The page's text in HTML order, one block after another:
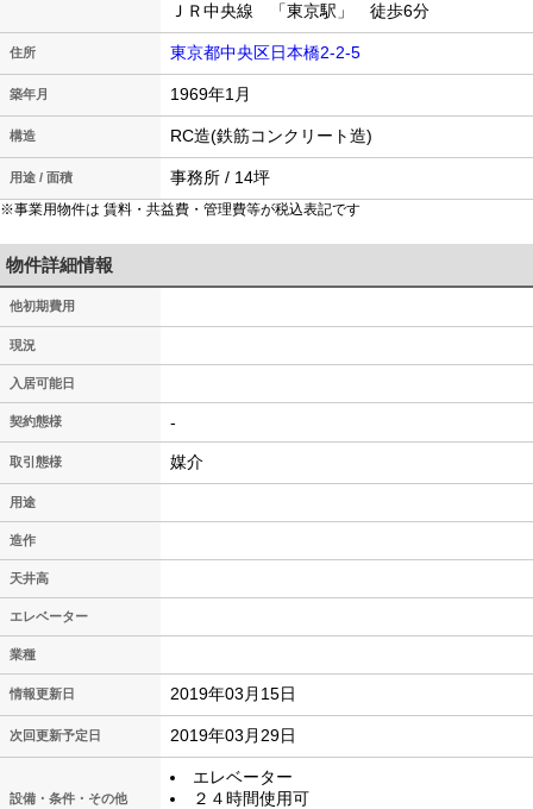
ＪＲ中央線 「東京駅」 徒歩6分
住所 東京都中央区日本橋2-2-5
築年月 1969年1月
構造 RC造(鉄筋コンクリート造)
用途 / 面積 事務所 / 14坪
※事業用物件は 賃料・共益費・管理費等が税込表記です
物件詳細情報
他初期費用
現況
入居可能日
契約態様 -
取引態様 媒介
用途
造作
天井高
エレベーター
業種
情報更新日 2019年03月15日
次回更新予定日 2019年03月29日
設備・条件・その他
エレベーター
２４時間使用可